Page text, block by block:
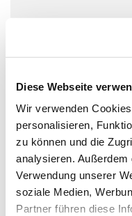
Diese Webseite
Wir verwenden
personalisieren,
zu können und die
analysieren.
Verwendung unserer
soziale Medien,
Partner führen diese